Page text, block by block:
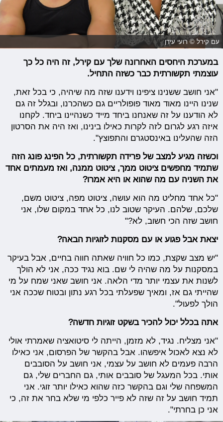
עם קירל © רועי עידן
במערכת היחסים האחרונה שלך עם קירל, זה היה כל כך
עוצמתי תקשורתית כבר כשזה התחיל.
"אני חושב ששנינו ציפינו וידענו שזה מה שיהיה, כי בכל זאת,
שנינו היינו מאוד מאוד פופולריים גם כשהכרנו, ובגלל זה גם
לא הודענו על זה שאנחנו ביחד מייד כשנהיינו ביחד. לקחנו
איזה רגע לגרום לזה לקרות כאילו בינינו, ואז היה את הסרטון
הזה שהעלינו באינסטגרם והתפוצץ".
וכשזה מגיע למצב של פרידה תקשורתית, כל הפינג פונג הזה
שתמיד מחפשים ציטוט ממך, ציטוט ממנה, ואז מעמתים אחד
את השניה עם מה שהוא או היא אמרו?
"כל אחד מחליט מה הוא עושה, ציטוט מפה, ציטוט משם,
שלכם, שלהם. העיקר שטוב לנו, כל אחד במקום שלו, אני
חושב שזה הכי חשוב, לא?"
יצאת אבל פגוע או עם מסקנות לזוגיות הבאה?
"יש מצב שקצת, כמו כל חוויה שאתה חווה בחיים, אבל בעיקר
במסקנות על מה שהיה לי שם. בוא נגיד ככה, אני לא הולך
לשנות את עצמי יותר מדי הלאה. אני חושב שאני שמח על מי
שהייתי גם אז, ומאיך שפעלתי בכל רגע נתון ובטוח שככה אני
הולך לפעול".
אתה בכלל יכול להכיר בשקט זוגיות חדשה?
"אני מצליח. נגיד, לא מזמן, הייתה לי סיטואציה שאמרתי אולי
לא נצא לאכול איפשהו. אבל בהקשר של הפרסום, אני כאילו
הרבה פעמים לא חושב על עצמי, אני חושב על הסובבים
אותי. בכל המעגל של סובבים אותי, גם החברים שלי, גם
המשפחה שלי וגם בהקשר כזה שהוא כאילו יותר זוגי. אני
תמיד חושב על זה שזה לא פייר כלפי מי שלא בחר את זה, כי
אני כן בחרתי".